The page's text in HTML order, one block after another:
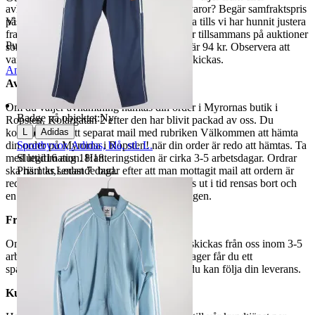
avhämtning. Vill du att vi samfraktar fler varor? Begär samfraktspris
på din Traderasida och vänta med att betala tills vi har hunnit justera
fraktpriset. Vi samfraktar upp till fyra varor tillsammans på auktioner
som avslutas samma dag. Samfraktspriset är 94 kr. Observera att
varor märkta endast avhämtning inte kan skickas.
Avhämtning
Om du väljer avhämtning hämtas din order i Myrornas butik i
Ropsten, Kolargatan 2 efter den har blivit packad av oss. Du
kommer att få ett separat mail med rubriken Välkommen att hämta
din order på Myrorna i Ropsten! när din order är redo att hämtas. Ta
med legitimation. Hanteringstiden är cirka 3-5 arbetsdagar. Ordrar
ska hämtas senast 7 dagar efter att man mottagit mail att ordern är
redo för avhämtning. Ordrar som ej hämtas ut i tid rensas bort och
en avgift på 84 kr dras av från återbetalningen.
Frakt
Om du har valt frakt kommer din vara att skickas från oss inom 3-5
arbetsdagar. När din vara har lämnat vårt lager får du ett
spårningsnummer av DSV inom kort där du kan följa din leverans.
Kundservice
Visningar
108
Publicerad
8 maj 21:42
Anmäl Sälj liknande
Badge på objektet:Ny
| Adidas
Sportbyxor, Adidas, blå, stl. L.
Sluttid16 aug 18:18.
Pris:1 kr,Ledande bud.